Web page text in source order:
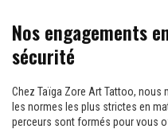
Nos engagements
sécurité
Chez Taïga Zore Art Tattoo,
les normes les plus strictes en
perceurs sont formés pour vous